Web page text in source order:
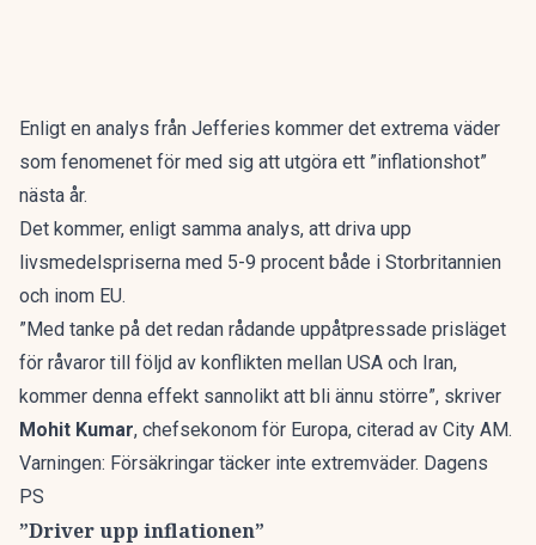
Enligt en analys från Jefferies kommer det extrema väder
som fenomenet för med sig att utgöra ett ”inflationshot”
nästa år.
Det kommer, enligt samma analys, att driva upp
livsmedelspriserna med 5-9 procent både i Storbritannien
och inom EU.
”Med tanke på det redan rådande uppåtpressade prisläget
för råvaror till följd av konflikten mellan USA och Iran,
kommer denna effekt sannolikt att bli ännu större”, skriver
Mohit Kumar, chefsekonom för Europa, citerad av City AM.
Varningen: Försäkringar täcker inte extremväder. Dagens
PS
”Driver upp inflationen”